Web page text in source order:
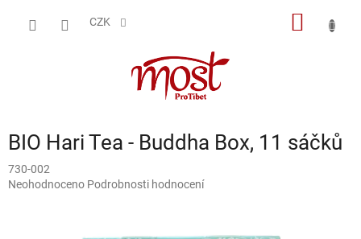
CZK
BIO Hari Tea - Buddha Box, 11 sáčků
730-002
Průměrné
Neohodnoceno Podrobnosti hodnocení